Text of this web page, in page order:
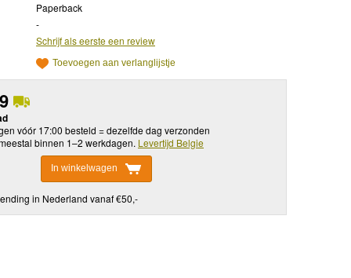
Paperback
-
Schrijf als eerste een review
Toevoegen aan verlanglijstje
vóór 17:00 besteld = dezelfde dag verzonden
binnen 1–2 werkdagen. Levertijd Belgie
In winkelwagen
in Nederland vanaf €50,-